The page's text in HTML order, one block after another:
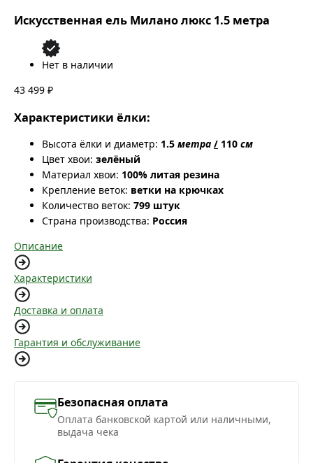
Искусственная ель Милано люкс 1.5 метра
Нет в наличии
43 499 ₽
Характеристики ёлки:
Высота ёлки и диаметр: 1.5 метра / 110 см
Цвет хвои: зелёный
Материал хвои: 100% литая резина
Крепление веток: ветки на крючках
Количество веток: 799 штук
Страна производства: Россия
Описание
Характеристики
Доставка и оплата
Гарантия и обслуживание
Безопасная оплата
Оплата банковской картой или наличными,
выдача чека